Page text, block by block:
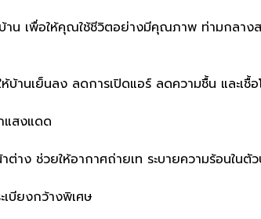
าน เพื่อให้คุณใช้ชีวิตอย่างมีคุณภาพ ท่ามกลาง
านเย็นลง ลดการเปิดแอร์ ลดความชื้น และเชื้อ
แสงแดด
ต่าง ช่วยให้อากาศถ่ายเท ระบายความร้อนในตั
เบียงกว้างพิเศษ